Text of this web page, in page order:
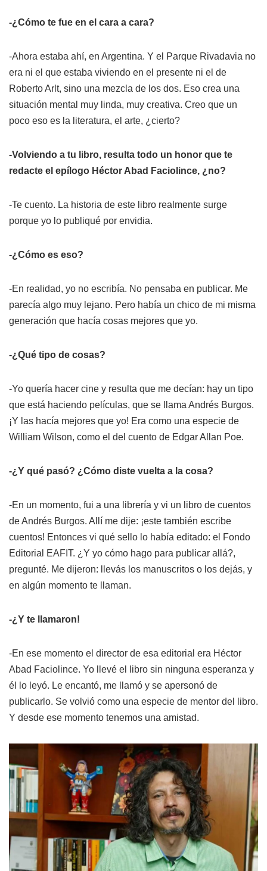
-¿Cómo te fue en el cara a cara?
-Ahora estaba ahí, en Argentina. Y el Parque Rivadavia no
era ni el que estaba viviendo en el presente ni el de
Roberto Arlt, sino una mezcla de los dos. Eso crea una
situación mental muy linda, muy creativa. Creo que un
poco eso es la literatura, el arte, ¿cierto?
-Volviendo a tu libro, resulta todo un honor que te
redacte el epílogo Héctor Abad Faciolince, ¿no?
-Te cuento. La historia de este libro realmente surge
porque yo lo publiqué por envidia.
-¿Cómo es eso?
-En realidad, yo no escribía. No pensaba en publicar. Me
parecía algo muy lejano. Pero había un chico de mi misma
generación que hacía cosas mejores que yo.
-¿Qué tipo de cosas?
-Yo quería hacer cine y resulta que me decían: hay un tipo
que está haciendo películas, que se llama Andrés Burgos.
¡Y las hacía mejores que yo! Era como una especie de
William Wilson, como el del cuento de Edgar Allan Poe.
-¿Y qué pasó? ¿Cómo diste vuelta a la cosa?
-En un momento, fui a una librería y vi un libro de cuentos
de Andrés Burgos. Allí me dije: ¡este también escribe
cuentos! Entonces vi qué sello lo había editado: el Fondo
Editorial EAFIT. ¿Y yo cómo hago para publicar allá?,
pregunté. Me dijeron: llevás los manuscritos o los dejás, y
en algún momento te llaman.
-¿Y te llamaron!
-En ese momento el director de esa editorial era Héctor
Abad Faciolince. Yo llevé el libro sin ninguna esperanza y
él lo leyó. Le encantó, me llamó y se apersonó de
publicarlo. Se volvió como una especie de mentor del libro.
Y desde ese momento tenemos una amistad.